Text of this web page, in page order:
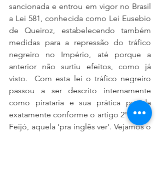
sancionada e entrou em vigor no Brasil
a Lei 581, conhecida como Lei Eusebio
de Queiroz, estabelecendo também
medidas para a repressão do tráfico
negreiro no Império, até porque a
anterior não surtiu efeitos, como já
visto.  Com esta lei o tráfico negreiro
passou a ser descrito internamente
como pirataria e sua prática punida
exatamente conforme o artigo 2º da Lei
Feijó, aquela ‘pra inglês ver’. Vejamos o